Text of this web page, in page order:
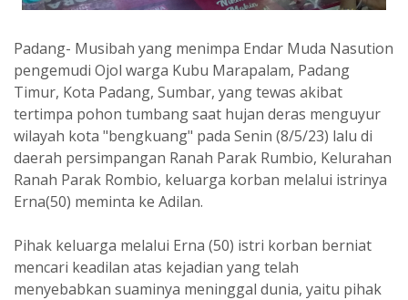
Padang- Musibah yang menimpa Endar Muda Nasution
pengemudi Ojol warga Kubu Marapalam, Padang
Timur, Kota Padang, Sumbar, yang tewas akibat
tertimpa pohon tumbang saat hujan deras menguyur
wilayah kota "bengkuang" pada Senin (8/5/23) lalu di
daerah persimpangan Ranah Parak Rumbio, Kelurahan
Ranah Parak Rombio, keluarga korban melalui istrinya
Erna(50) meminta ke Adilan.
Pihak keluarga melalui Erna (50) istri korban berniat
mencari keadilan atas kejadian yang telah
menyebabkan suaminya meninggal dunia, yaitu pihak